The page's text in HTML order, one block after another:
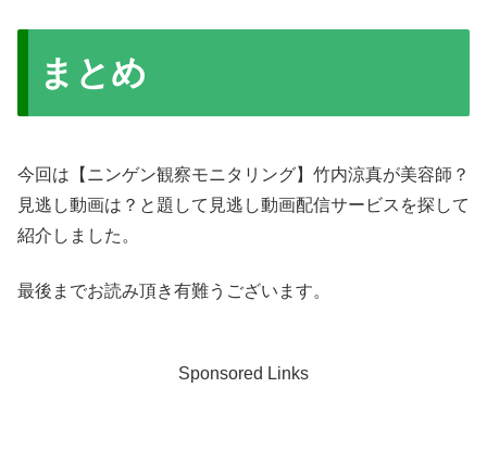
まとめ
今回は【ニンゲン観察モニタリング】竹内涼真が美容師？
見逃し動画は？と題して見逃し動画配信サービスを探して
紹介しました。
最後までお読み頂き有難うございます。
Sponsored Links